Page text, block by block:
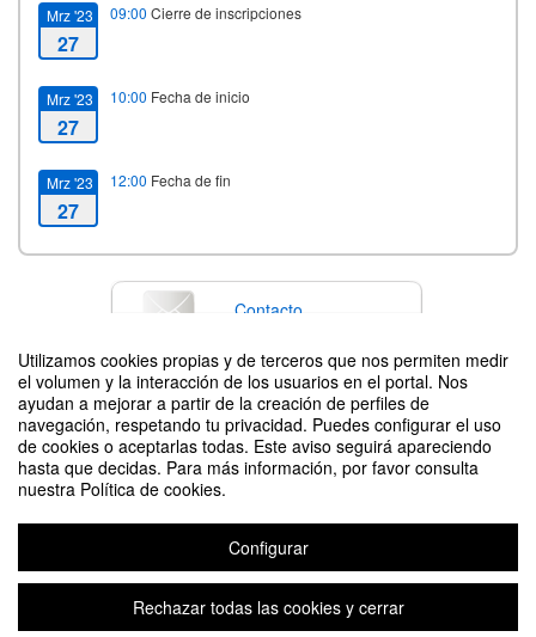
Utilizamos cookies propias y de terceros que nos permiten medir
el volumen y la interacción de los usuarios en el portal. Nos
ayudan a mejorar a partir de la creación de perfiles de
navegación, respetando tu privacidad. Puedes configurar el uso
de cookies o aceptarlas todas. Este aviso seguirá apareciendo
hasta que decidas. Para más información, por favor consulta
nuestra Política de cookies.
Configurar
Rechazar todas las cookies y cerrar
Mrz '23
27
09:00 Cierre de inscripciones
Mrz '23
27
10:00 Fecha de inicio
Mrz '23
27
12:00 Fecha de fin
Contacto
Difunde tu evento poniendo el siguiente código en tu sitio
Presentación del libro: Alberto Martén Chavarría, Padre del Solidarismo en